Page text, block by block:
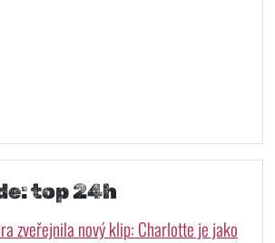
top 24h
zveřejnila nový klip: Charlotte je jako